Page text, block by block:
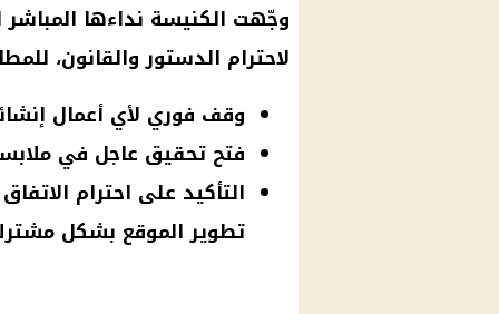
وجّهت الكنيسة نداءها
لاحترام الدستور والقانون،
وقف فوري لأي أعمال
فتح تحقيق عاجل في
التأكيد على احترام
تطوير الموقع بشكل